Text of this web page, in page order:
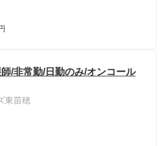
師/非常勤/日勤のみ/オンコール
東苗穂